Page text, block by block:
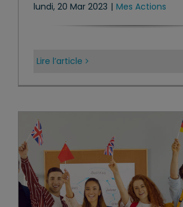
lundi, 20 Mar 2023 | Mes Actions
Lire l’article